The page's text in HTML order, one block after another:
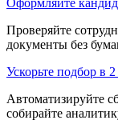
Проверяйте
документы без
Ускорьте подбор в
Автоматизируйте
собирайте